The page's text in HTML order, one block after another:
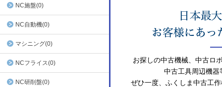
NC施盤(0)
NC自動機(0)
マシニング(0)
NCフライス(0)
NC研削盤(0)
お探しの中古機械、中古ロ
中古工具周辺機器
ぜひ一度、ふくしま中古工